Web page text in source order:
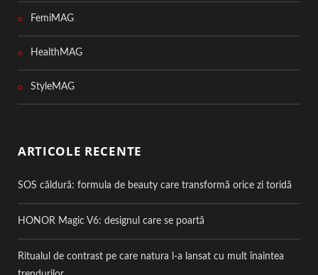
FemiMAG
HealthMAG
StyleMAG
ARTICOLE RECENTE
SOS căldură: formula de beauty care transformă orice zi toridă
HONOR Magic V6: designul care se poartă
Ritualul de contrast pe care natura l-a lansat cu mult înaintea